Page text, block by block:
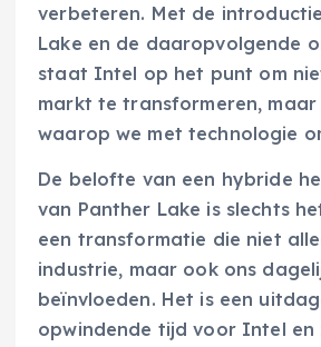
verbeteren. Met de
Lake en de daaropvolgende
staat Intel op het punt om
markt te transformeren,
waarop we met technologie
De belofte van een hybride
van Panther Lake is slechts
een transformatie die niet
industrie, maar ook ons
beïnvloeden. Het is een
opwindende tijd voor Intel en